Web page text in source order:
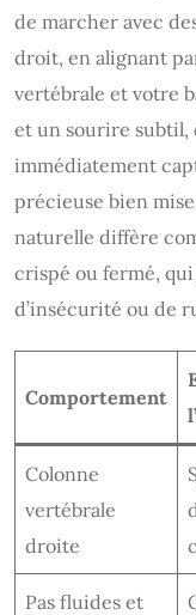
de marcher avec
droit, en alignant
vertébrale et votre
et un sourire subtil,
immédiatement
précieuse bien
naturelle diffère
crispé ou fermé,
d’insécurité ou de
Comportement
Colonne
vertébrale
droite
Pas fluides et